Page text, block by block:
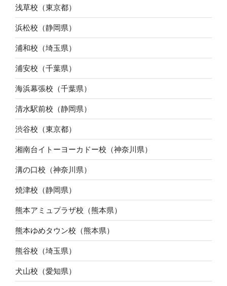
浅草校（東京都）
浜松校（静岡県）
浦和校（埼玉県）
浦安校（千葉県）
海浜幕張校（千葉県）
清水駅前校（静岡県）
渋谷校（東京都）
湘南台イトーヨーカドー校（神奈川県）
溝の口校（神奈川県）
焼津校（静岡県）
熊本アミュプラザ校（熊本県）
熊本ゆめタウン校（熊本県）
熊谷校（埼玉県）
犬山校（愛知県）